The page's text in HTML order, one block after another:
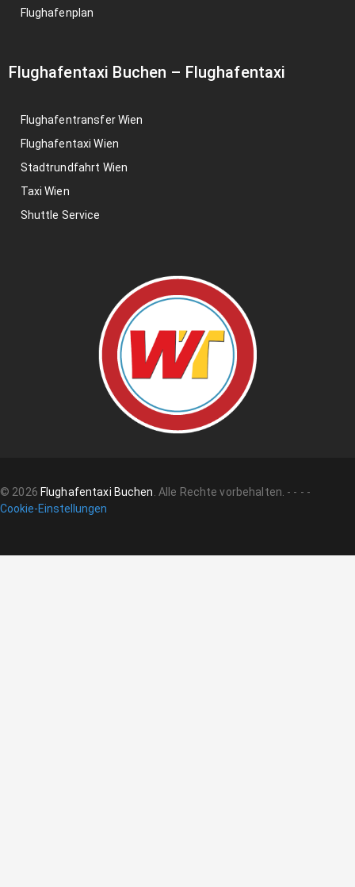
Flughafenplan
Flughafentaxi Buchen – Flughafentaxi
Flughafentransfer Wien
Flughafentaxi Wien
Stadtrundfahrt Wien
Taxi Wien
Shuttle Service
© 2026 Flughafentaxi Buchen. Alle Rechte vorbehalten. - - - -
Cookie-Einstellungen